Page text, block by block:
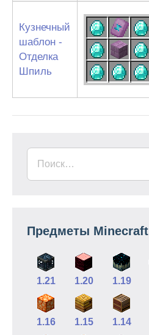
Кузнечный
шаблон -
Отделка
Шпиль
Предметы Minecraft
1.21 1.20 1.19
1.16 1.15 1.14